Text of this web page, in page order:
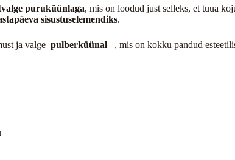
puruküünlaga, mis on loodud just selleks, et tuua
sisustuselemendiks.
ja valge pulberküünal –, mis on kokku pandud